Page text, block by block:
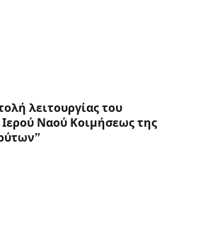
λειτουργίας του
Ναού Κοιμήσεως της